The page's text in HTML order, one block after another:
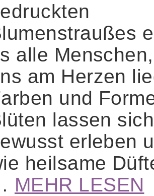
alle
am Herzen
und
lassen sich
erleben
heilsame
MEHR LESEN